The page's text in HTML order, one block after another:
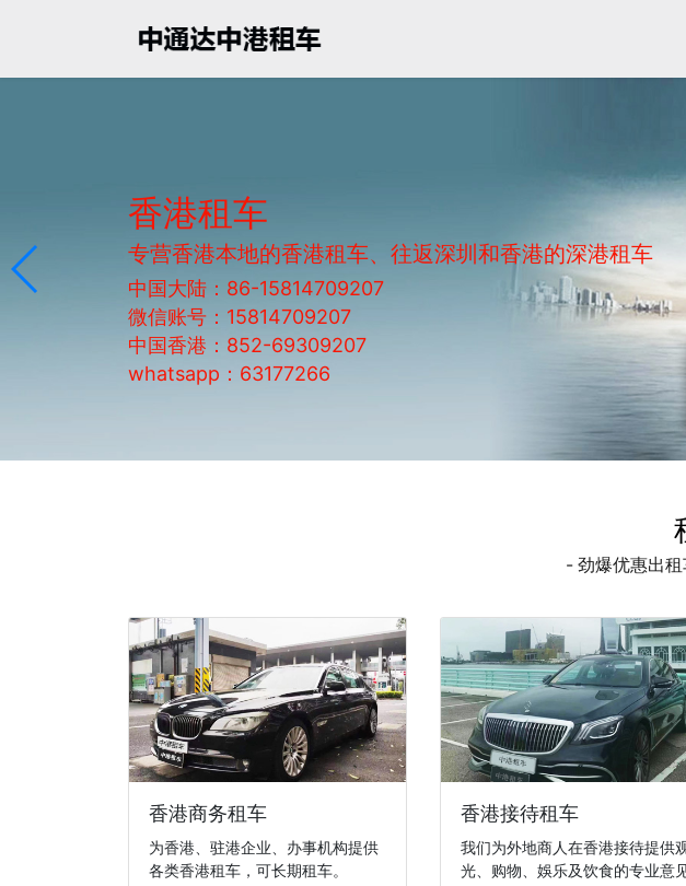
香港租车
专营香港本地的香港租车、往返深圳和香港的深港租车
中国大陆：86-15814709207
微信账号：15814709207
中国香港：852-69309207
whatsapp：63177266
- 劲爆优惠出
香港商务租车
为香港、驻港企业、办事机构提供
各类香港租车，可长期租车。
香港接待租车
我们为外地商人在香港接待提供
光、购物、娛乐及饮食的专业意